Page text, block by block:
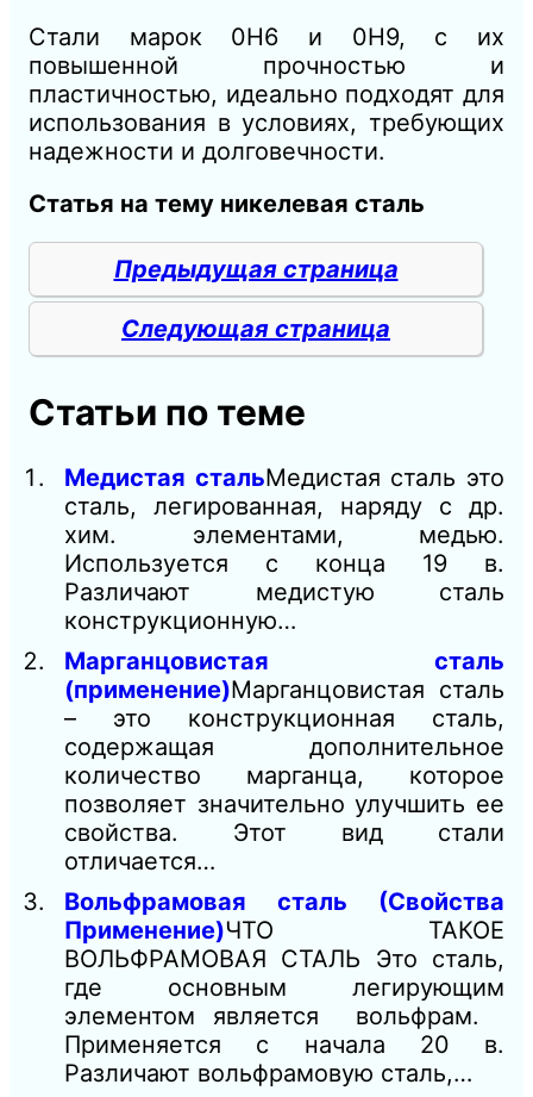
Стали марок 0Н6 и 0Н9, с их
повышенной прочностью и
пластичностью, идеально подходят для
использования в условиях, требующих
надежности и долговечности.
Статья на тему никелевая сталь
Предыдущая страница
Следующая страница
Статьи по теме
Медистая стальМедистая сталь это
сталь, легированная, наряду с др.
хим. элементами, медью.
Используется с конца 19 в.
Различают медистую сталь
конструкционную…
Марганцовистая сталь
(применение)Марганцовистая сталь
– это конструкционная сталь,
содержащая дополнительное
количество марганца, которое
позволяет значительно улучшить ее
свойства. Этот вид стали
отличается…
Вольфрамовая сталь (Свойства
Применение)ЧТО ТАКОЕ
ВОЛЬФРАМОВАЯ СТАЛЬ Это сталь,
где основным легирующим
элементом является вольфрам.
Применяется с начала 20 в.
Различают вольфрамовую сталь,…